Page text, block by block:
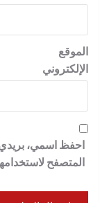
الموقع
الإلكتروني
احفظ اسمي، بريدي
المتصفح